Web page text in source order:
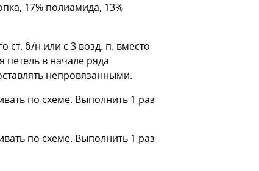
17% полиамида, 13%
ст. б/н или с 3 возд. п. вместо
петель в начале ряда
непровязанными.
по схеме. Выполнить 1 раз
по схеме. Выполнить 1 раз